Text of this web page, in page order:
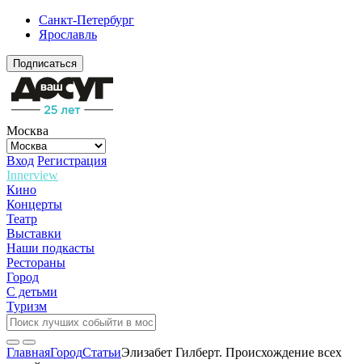
Санкт-Петербург
Ярославль
Подписаться
Москва
Вход Регистрация
Innerview
Кино
Концерты
Театр
Выставки
Наши подкасты
Рестораны
Город
С детьми
Туризм
ГлавнаяГородСтатьиЭлизабет Гилберт. Происхождение всех